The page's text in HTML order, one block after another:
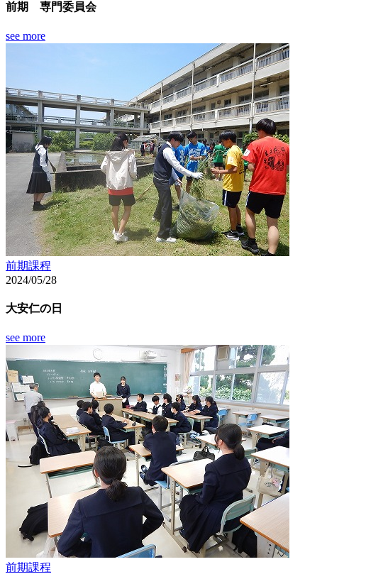
前期 専門委員会
see more
前期課程
2024/05/28
大安仁の日
see more
前期課程